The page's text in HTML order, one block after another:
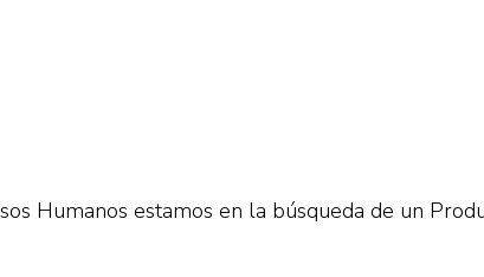
Humanos estamos en la búsqueda de un